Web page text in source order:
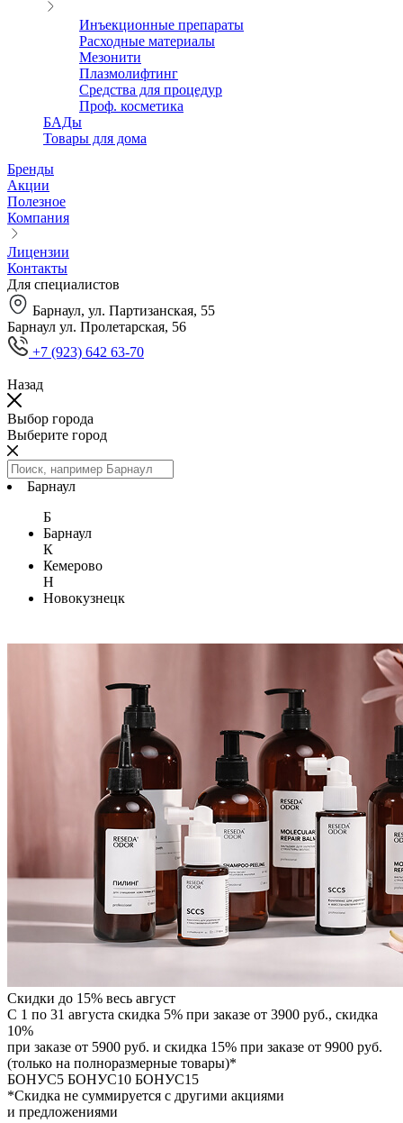
Инъекционные препараты
Расходные материалы
Мезонити
Плазмолифтинг
Средства для процедур
Проф. косметика
БАДы
Товары для дома
Бренды
Акции
Полезное
Компания
Лицензии
Контакты
Для специалистов
Барнаул, ул. Партизанская, 55
Барнаул ул. Пролетарская, 56
+7 (923) 642 63-70
Назад
Выбор города
Выберите город
Барнаул
Б
Барнаул
К
Кемерово
Н
Новокузнецк
Скидки до 15% весь август
С 1 по 31 августа скидка 5% при заказе от 3900 руб., скидка
10%
при заказе от 5900 руб. и скидка 15% при заказе от 9900 руб.
(только на полноразмерные товары)*
БОНУС5 БОНУС10 БОНУС15
*Скидка не суммируется с другими акциями
и предложениями